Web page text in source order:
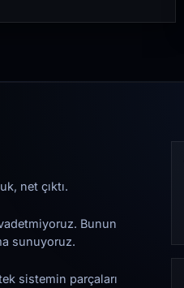
net çıktı.
Bunun
sunuyoruz.
sistemin parçaları